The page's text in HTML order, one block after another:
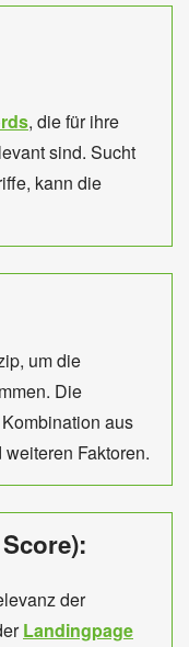
, die für ihre
sind. Sucht
kann die
um die
Die
aus
Faktoren.
der
Landingpage